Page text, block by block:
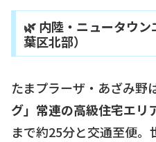
🌿 内陸・ニュータウ
葉区北部）
たまプラーザ・あざみ野
グ」常連の高級住宅エリ
まで約25分と交通至便